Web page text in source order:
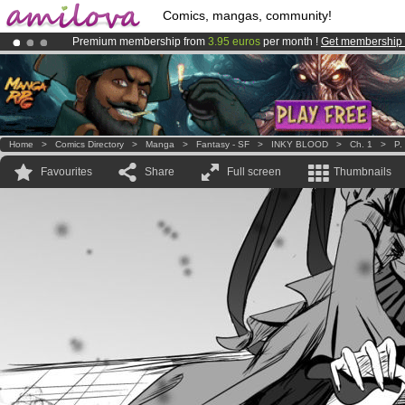
Comics, mangas, community!
Premium membership from 3.95 euros per month ! Get membership
AmilovaKickstarter is now LIVE!.
Already 100000membersand 1000 comics & mangas!.
Home > Comics Directory > Manga > Fantasy - SF > INKY BLOOD > Ch. 1 > P.
Favourites Share Full screen Thumbnails